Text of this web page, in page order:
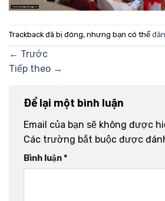
Trackback đã bị đóng, nhưng bạn có thể
← Trước
Tiếp theo →
Để lại một bình luận
Email của bạn sẽ không được
Các trường bắt buộc được
Bình luận*